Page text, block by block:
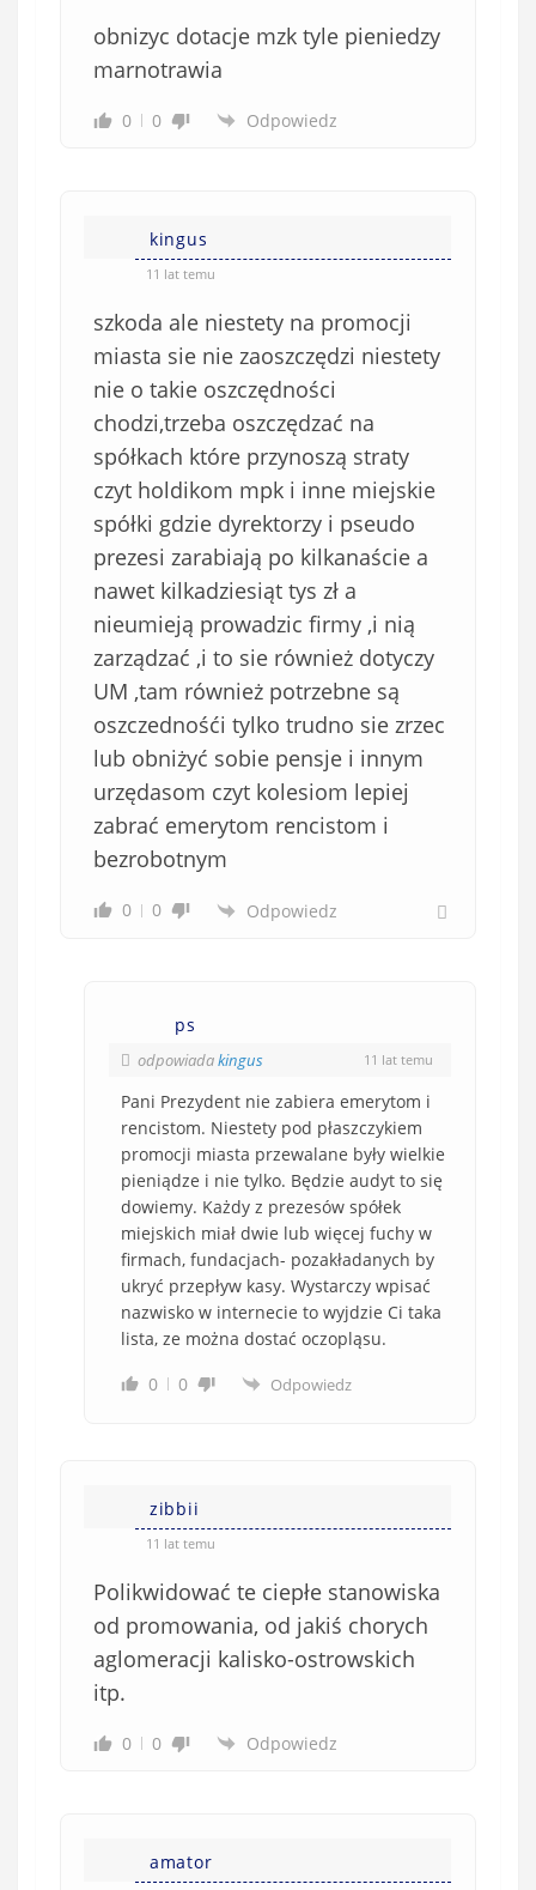
obnizyc dotacje mzk tyle pieniedzy
marnotrawia
0 0 Odpowiedz
kingus
11 lat temu
szkoda ale niestety na promocji
miasta sie nie zaoszczędzi niestety
nie o takie oszczędności
chodzi,trzeba oszczędzać na
spółkach które przynoszą straty
czyt holdikom mpk i inne miejskie
spółki gdzie dyrektorzy i pseudo
prezesi zarabiają po kilkanaście a
nawet kilkadziesiąt tys zł a
nieumieją prowadzic firmy ,i nią
zarządzać ,i to sie również dotyczy
UM ,tam również potrzebne są
oszczednośći tylko trudno sie zrzec
lub obniżyć sobie pensje i innym
urzędasom czyt kolesiom lepiej
zabrać emerytom rencistom i
bezrobotnym
0 0 Odpowiedz
ps
odpowiadakingus 11 lat temu
Pani Prezydent nie zabiera emerytom i
rencistom. Niestety pod płaszczykiem
promocji miasta przewalane były wielkie
pieniądze i nie tylko. Będzie audyt to się
dowiemy. Każdy z prezesów spółek
miejskich miał dwie lub więcej fuchy w
firmach, fundacjach- pozakładanych by
ukryć przepływ kasy. Wystarczy wpisać
nazwisko w internecie to wyjdzie Ci taka
lista, ze można dostać oczopląsu.
0
0 Odpowiedz
zibbii
11 lat temu
Polikwidować te ciepłe stanowiska
od promowania, od jakiś chorych
aglomeracji kalisko-ostrowskich
itp.
0 0 Odpowiedz
amator